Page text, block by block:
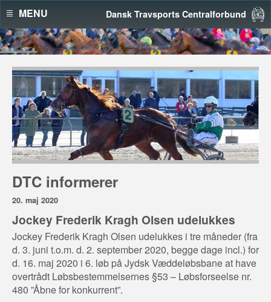
Dansk Travsports Centralforbund
MENU
DTC informerer
20. maj 2020
Jockey Frederik Kragh Olsen udelukkes
Jockey Frederik Kragh Olsen udelukkes i tre måneder (fra
d. 3. juni t.o.m. d. 2. september 2020, begge dage incl.) for
d. 16. maj 2020 i 6. løb på Jydsk Væddeløbsbane at have
overtrådt Løbsbestemmelsernes §53 – Løbsforseelse nr.
480 ”Åbne for konkurrent”.